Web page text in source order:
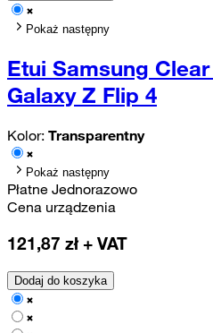
Pokaż następny
Etui Samsung
Galaxy Z Flip 4
Kolor: Transparentny
Pokaż następny
Płatne Jednorazowo
Cena urządzenia
121,87 zł + VAT
Dodaj do koszyka